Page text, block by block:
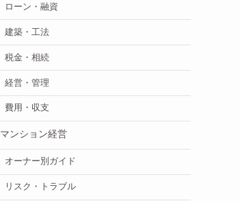
ローン・融資
建築・工法
税金・相続
経営・管理
費用・収支
マンション経営
オーナー別ガイド
リスク・トラブル